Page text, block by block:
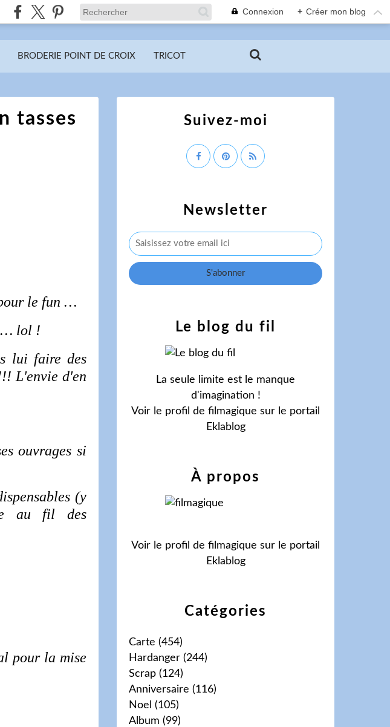
Connexion + Créer mon blog
BRODERIE POINT DE CROIX TRICOT
tasses
le fun …
… lol !
lui faire des
L'envie d'en
ouvrages si
(y
au fil des
pour la mise
Newsletter
Catégories
Carte (454)
Hardanger (244)
Scrap (124)
Anniversaire (116)
Noel (105)
Album (99)
Le blog du fil
La seule limite est le manque
d'imagination !
Voir le profil de filmagique sur le portail
Eklablog
Suivez-moi
À propos
Voir le profil de filmagique sur le portail
Eklablog